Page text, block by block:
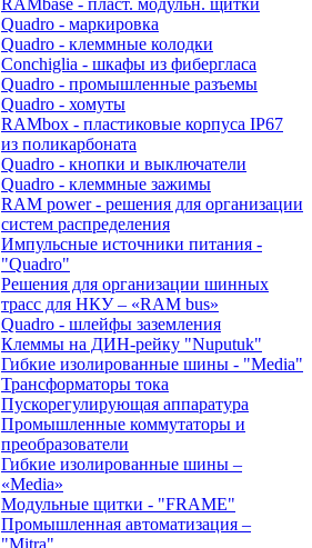
Quadro - маркировка
Quadro - клеммные колодки
Conchiglia - шкафы из фибергласа
Quadro - промышленные разъемы
Quadro - хомуты
RAMbox - пластиковые корпуса IP67
из поликарбоната
Quadro - кнопки и выключатели
Quadro - клеммные зажимы
RAM power - решения для организации
систем распределения
Импульсные источники питания -
"Quadro"
Решения для организации шинных
трасс для НКУ – «RAM bus»
Quadro - шлейфы заземления
Клеммы на ДИН-рейку "Nuputuk"
Гибкие изолированные шины - "Media"
Трансформаторы тока
Пускорегулирующая аппаратура
Промышленные коммутаторы и
преобразователи
Гибкие изолированные шины –
«Media»
Модульные щитки - "FRAME"
Промышленная автоматизация –
"Mitra"